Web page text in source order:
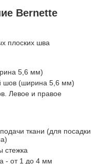
Bernette
плоских шва
5,6 мм)
шов (ширина 5,6 мм)
Левое и правое
ткани (для посадки
стежка
- от 1 до 4 мм